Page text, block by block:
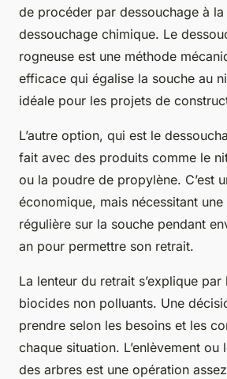
de procéder par dessouchage à
dessouchage chimique. Le
rogneuse est une méthode
efficace qui égalise la souche au
idéale pour les projets de
L’autre option, qui est le
fait avec des produits comme le
ou la poudre de propylène. C’est
économique, mais nécessitant
régulière sur la souche pendant
an pour permettre son retrait.
La lenteur du retrait s’explique par
biocides non polluants. Une
prendre selon les besoins et les
chaque situation. L’enlèvement ou
des arbres est une opération